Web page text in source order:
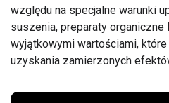
względu na specjalne warunki
suszenia, preparaty
wyjątkowymi wartościami,
uzyskania zamierzonych